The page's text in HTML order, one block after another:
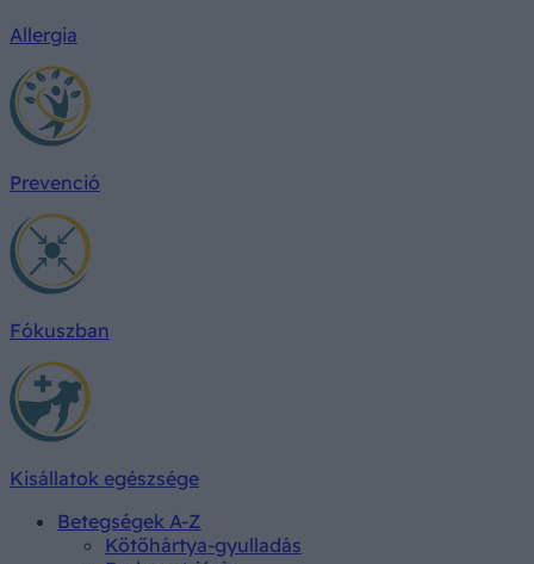
Allergia
Prevenció
Fókuszban
Kisállatok egészsége
Betegségek A-Z
Kötőhártya-gyulladás